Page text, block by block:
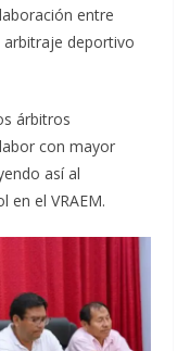
entre
deportivo
árbitros
con mayor
así al
en el VRAEM.